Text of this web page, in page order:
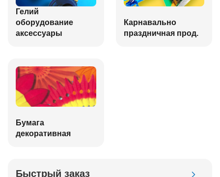
Гелий
оборудование
аксессуары
Карнавально
праздничная прод.
Бумага
декоративная
Быстрый заказ